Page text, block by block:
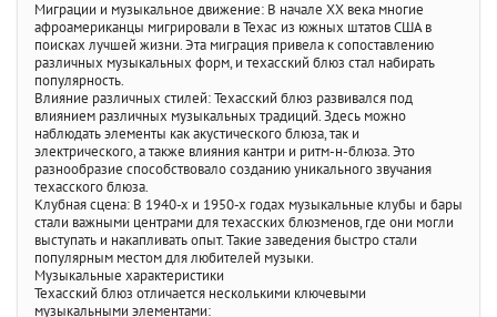
Миграции и музыкальное движение: В начале XX века многие
афроамериканцы мигрировали в Техас из южных штатов США в
поисках лучшей жизни. Эта миграция привела к сопоставлению
различных музыкальных форм, и техасский блюз стал набирать
популярность.
Влияние различных стилей: Техасский блюз развивался под
влиянием различных музыкальных традиций. Здесь можно
наблюдать элементы как акустического блюза, так и
электрического, а также влияния кантри и ритм-н-блюза. Это
разнообразие способствовало созданию уникального звучания
техасского блюза.
Клубная сцена: В 1940-х и 1950-х годах музыкальные клубы и бары
стали важными центрами для техасских блюзменов, где они могли
выступать и накапливать опыт. Такие заведения быстро стали
популярным местом для любителей музыки.
Музыкальные характеристики
Техасский блюз отличается несколькими ключевыми
музыкальными элементами: